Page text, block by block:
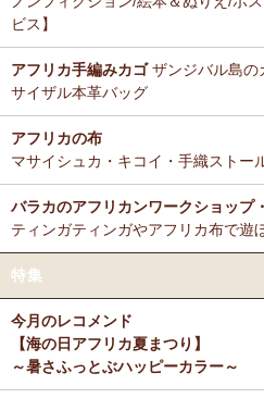
12/3：巻くポーチ 〈2サイズ展開〉
荷！
12/3：ティンガティンガ・アート～
名ごとに2つのカテゴリーでご紹介し
→ 作家名 A―L
→ 作家名 M―Z
11/25：ティンガティンガ・アート
→ 作家名 A―L
→ 作家名 M―Z
11/25：ティンガティンガ・アート
11/21：【新登場】サロペットパン
大人上品シルエット
11/20：キテンゲ本革 ころりんトー
ミルクティーに合わせる毎朝の紅茶と
非常に良く、長く家族で愛飲していま
M さまより キテンゲde洗える
ム リバーシブルOKへのご感想
お揃いの柄のフレアスリーブワンピ
気に入り♪
Ｙ さまより キテンゲティアー
M さまより キテンゲ ランチク
たいへん吸水性良いです。大判でハン
ビス】
アフリカ手編みカゴザンジバル島の
サイザル本革バッグ
アフリカの布
マサイシュカ・キコイ・手織ストー
バラカのアフリカンワークショップ
ティンガティンガやアフリカ布で遊
特集
今月のレコメンド
【海の日アフリカ夏まつり】
～暑さふっとぶハッピーカラー～